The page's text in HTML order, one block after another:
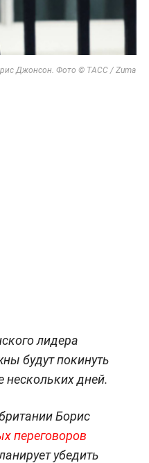
Джонсон. Фото © ТАСС / Zuma
лидера
будут покинуть
нескольких дней.
Борис
переговоров
убедить